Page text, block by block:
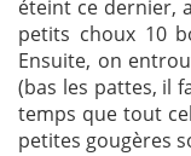
éteint ce dernier,
petits choux 10
Ensuite, on
(bas les pattes, il
temps que tout
petites gougères